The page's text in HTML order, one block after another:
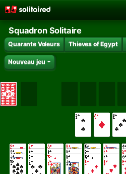
Squadron Solitaire
Quarante Voleurs Thieves of Egypt
Nouveau jeu